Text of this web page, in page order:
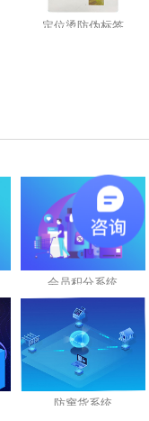
定位烫防伪标签
会员积分系统
防窜货系统